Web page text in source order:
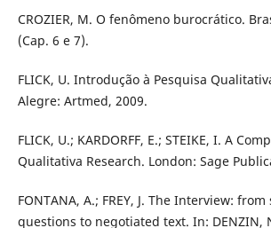
CROZIER, M. O fenômeno burocrático.
(Cap. 6 e 7).
FLICK, U. Introdução à Pesquisa
Alegre: Artmed, 2009.
FLICK, U.; KARDORFF, E.; STEIKE, I. A
Qualitativa Research. London: Sage
FONTANA, A.; FREY, J. The Interview:
questions to negotiated text. In: DENZIN,